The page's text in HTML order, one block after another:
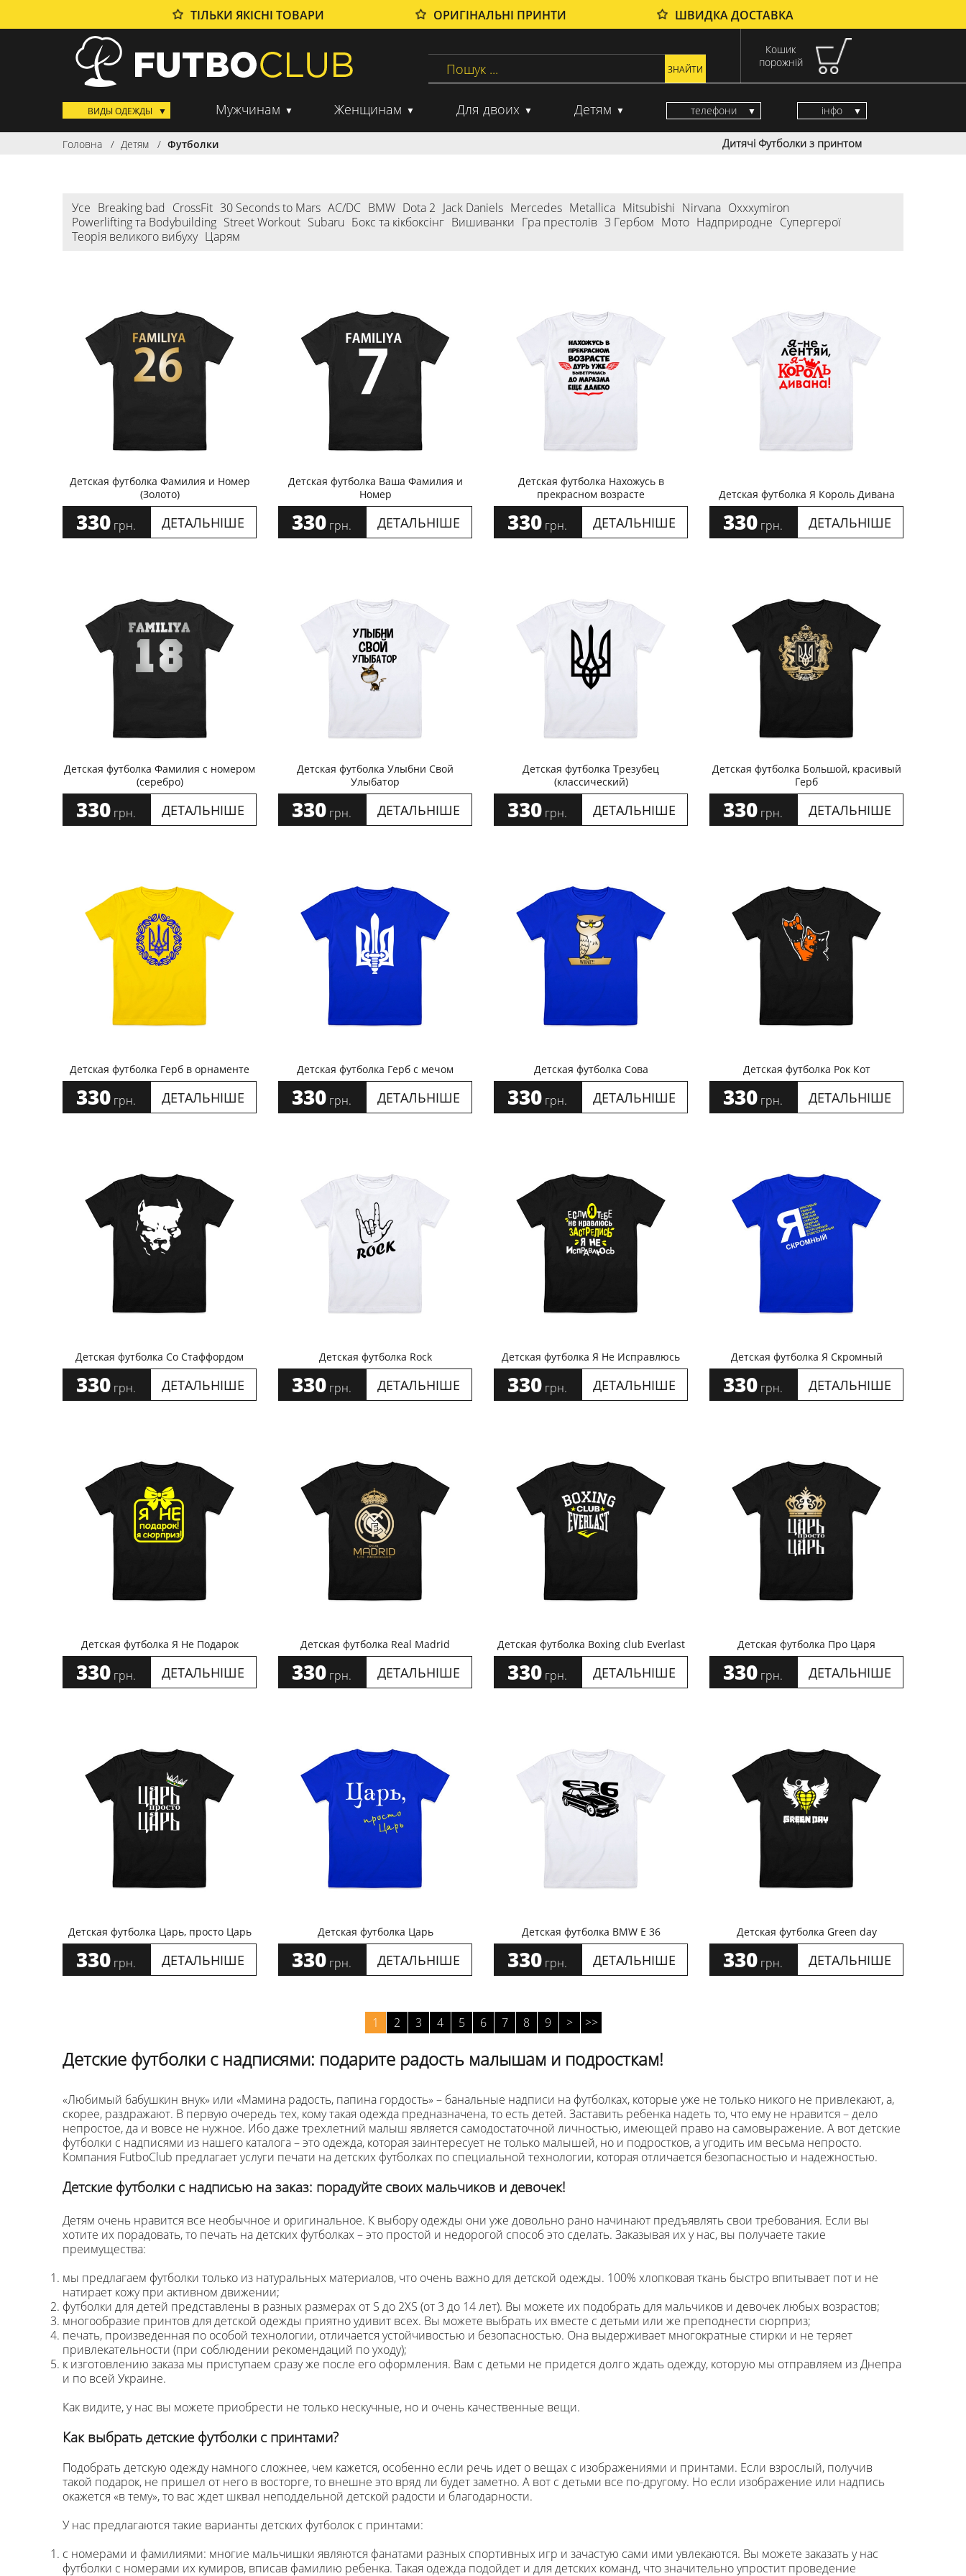
ТІЛЬКИ ЯКІСНІ ТОВАРИ ОРИГІНАЛЬНІ ПРИНТИ ШВИДКА ДОСТАВКА
Кошик
порожній
ВИДЫ ОДЕЖДЫ Мужчинам Женщинам Для двоих Детям телефони інфо
Головна Детям Футболки Дитячі Футболки з принтом
Усе Breaking bad CrossFit 30 Seconds to Mars AC/DC BMW Dota 2 Jack Daniels Mercedes Metallica Mitsubishi Nirvana Oxxxymiron
Powerlifting та Bodybuilding Street Workout Subaru Бокс та кікбоксінг Вишиванки Гра престолів З Гербом Мото Надприродне Супергерої
Теорія великого вибуху Царям
Детская футболка Фамилия и Номер
(Золото)
330 грн. ДЕТАЛЬНІШЕ
Детская футболка Ваша Фамилия и
Номер
330 грн. ДЕТАЛЬНІШЕ
Детская футболка Нахожусь в
прекрасном возрасте
330 грн. ДЕТАЛЬНІШЕ
Детская футболка Я Король Дивана
330 грн. ДЕТАЛЬНІШЕ
Детская футболка Фамилия с номером
(серебро)
330 грн. ДЕТАЛЬНІШЕ
Детская футболка Улыбни Свой
Улыбатор
330 грн. ДЕТАЛЬНІШЕ
Детская футболка Трезубец
(классический)
330 грн. ДЕТАЛЬНІШЕ
Детская футболка Большой, красивый
Герб
330 грн. ДЕТАЛЬНІШЕ
Детская футболка Герб в орнаменте
330 грн. ДЕТАЛЬНІШЕ
Детская футболка Герб с мечом
330 грн. ДЕТАЛЬНІШЕ
Детская футболка Сова
330 грн. ДЕТАЛЬНІШЕ
Детская футболка Рок Кот
330 грн. ДЕТАЛЬНІШЕ
Детская футболка Со Стаффордом
330 грн. ДЕТАЛЬНІШЕ
Детская футболка Rock
330 грн. ДЕТАЛЬНІШЕ
Детская футболка Я Не Исправлюсь
330 грн. ДЕТАЛЬНІШЕ
Детская футболка Я Скромный
330 грн. ДЕТАЛЬНІШЕ
Детская футболка Я Не Подарок
330 грн. ДЕТАЛЬНІШЕ
Детская футболка Real Madrid
330 грн. ДЕТАЛЬНІШЕ
Детская футболка Boxing club Everlast
330 грн. ДЕТАЛЬНІШЕ
Детская футболка Про Царя
330 грн. ДЕТАЛЬНІШЕ
Детская футболка Царь, просто Царь
330 грн. ДЕТАЛЬНІШЕ
Детская футболка Царь
330 грн. ДЕТАЛЬНІШЕ
Детская футболка BMW Е 36
330 грн. ДЕТАЛЬНІШЕ
Детская футболка Green day
330 грн. ДЕТАЛЬНІШЕ
1 2 3 4 5 6 7 8 9 > >>
Детские футболки с надписями: подарите радость малышам и подросткам!
«Любимый бабушкин внук» или «Мамина радость, папина гордость» – банальные надписи на футболках, которые уже не только никого не привлекают, а,
скорее, раздражают. В первую очередь тех, кому такая одежда предназначена, то есть детей. Заставить ребенка надеть то, что ему не нравится – дело
непростое, да и вовсе не нужное. Ибо даже трехлетний малыш является самодостаточной личностью, имеющей право на самовыражение. А вот детские
футболки с надписями из нашего каталога – это одежда, которая заинтересует не только малышей, но и подростков, а угодить им весьма непросто.
Компания FutboClub предлагает услуги печати на детских футболках по специальной технологии, которая отличается безопасностью и надежностью.
Детские футболки с надписью на заказ: порадуйте своих мальчиков и девочек!
Детям очень нравится все необычное и оригинальное. К выбору одежды они уже довольно рано начинают предъявлять свои требования. Если вы
хотите их порадовать, то печать на детских футболках – это простой и недорогой способ это сделать. Заказывая их у нас, вы получаете такие
преимущества:
мы предлагаем футболки только из натуральных материалов, что очень важно для детской одежды. 100% хлопковая ткань быстро впитывает пот и не
натирает кожу при активном движении;
футболки для детей представлены в разных размерах от S до 2XS (от 3 до 14 лет). Вы можете их подобрать для мальчиков и девочек любых возрастов;
многообразие принтов для детской одежды приятно удивит всех. Вы можете выбрать их вместе с детьми или же преподнести сюрприз;
печать, произведенная по особой технологии, отличается устойчивостью и безопасностью. Она выдерживает многократные стирки и не теряет
привлекательности (при соблюдении рекомендаций по уходу);
к изготовлению заказа мы приступаем сразу же после его оформления. Вам с детьми не придется долго ждать одежду, которую мы отправляем из Днепра
и по всей Украине.
Как видите, у нас вы можете приобрести не только нескучные, но и очень качественные вещи.
Как выбрать детские футболки с принтами?
Подобрать детскую одежду намного сложнее, чем кажется, особенно если речь идет о вещах с изображениями и принтами. Если взрослый, получив
такой подарок, не пришел от него в восторге, то внешне это вряд ли будет заметно. А вот с детьми все по-другому. Но если изображение или надпись
окажется «в тему», то вас ждет шквал неподдельной детской радости и благодарности.
У нас предлагаются такие варианты детских футболок с принтами:
с номерами и фамилиями: многие мальчишки являются фанатами разных спортивных игр и зачастую сами ими увлекаются. Вы можете заказать у нас
футболки с номерами их кумиров, вписав фамилию ребенка. Такая одежда подойдет и для детских команд, что значительно упростит проведение